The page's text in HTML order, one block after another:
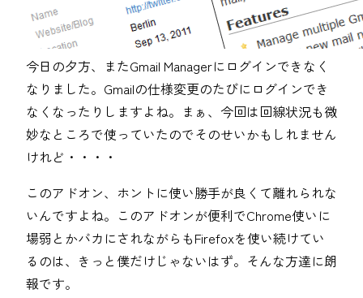
今日の夕方、またGmail Managerにログインできなく
なりました。Gmailの仕様変更のたびにログインでき
なくなったりしますよね。まぁ、今回は回線状況も微
妙なところで使っていたのでそのせいかもしれません
けれど・・・・
このアドオン、ホントに使い勝手が良くて離れられな
いんですよね。このアドオンが便利でChrome使いに
場弱とかバカにされながらもFirefoxを使い続けてい
るのは、きっと僕だけじゃないはず。そんな方達に朗
報です。